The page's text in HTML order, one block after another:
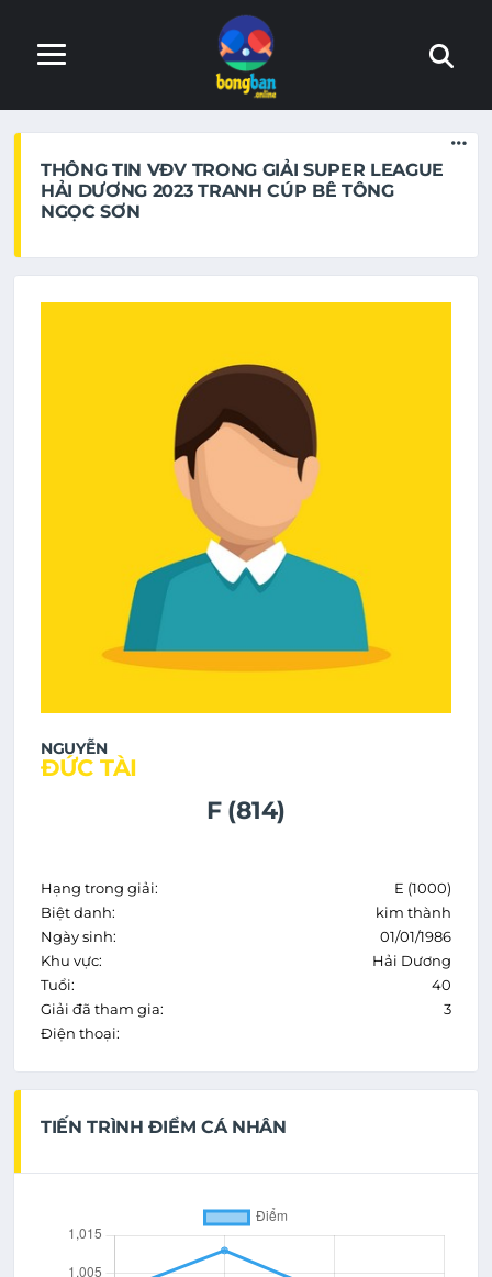
THÔNG TIN VĐV TRONG GIẢI SUPER LEAGUE
HẢI DƯƠNG 2023 TRANH CÚP BÊ TÔNG
NGỌC SƠN
NGUYỄN
ĐỨC TÀI
F (814)
Hạng trong giải:
E (1000)
Biệt danh:
kim thành
Ngày sinh:
01/01/1986
Khu vực:
Hải Dương
Tuổi:
40
Giải đã tham gia:
3
Điện thoại:
TIẾN TRÌNH ĐIỂM CÁ NHÂN